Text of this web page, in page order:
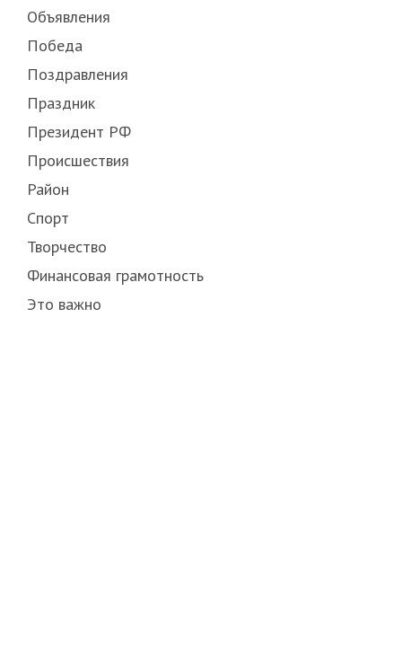
Объявления
Победа
Поздравления
Праздник
Президент РФ
Происшествия
Район
Спорт
Творчество
Финансовая грамотность
Это важно